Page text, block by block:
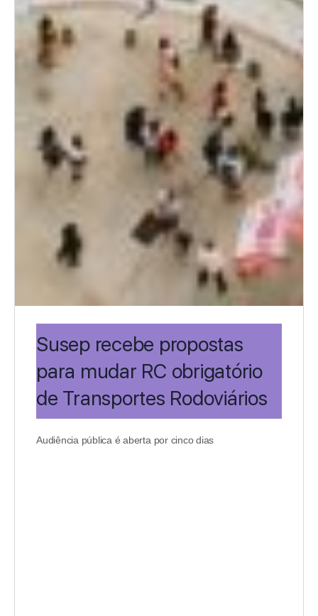
Susep recebe propostas
para mudar RC obrigatório
de Transportes Rodoviários
Audiência pública é aberta por cinco dias